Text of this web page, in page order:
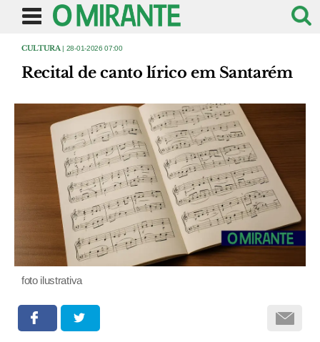
CULTURA | 28-01-2026 07:00
Recital de canto lírico em Santarém
foto ilustrativa